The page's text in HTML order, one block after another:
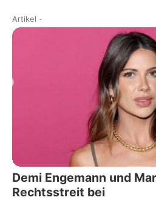
Artikel -
Demi Engemann und
Rechtsstreit bei